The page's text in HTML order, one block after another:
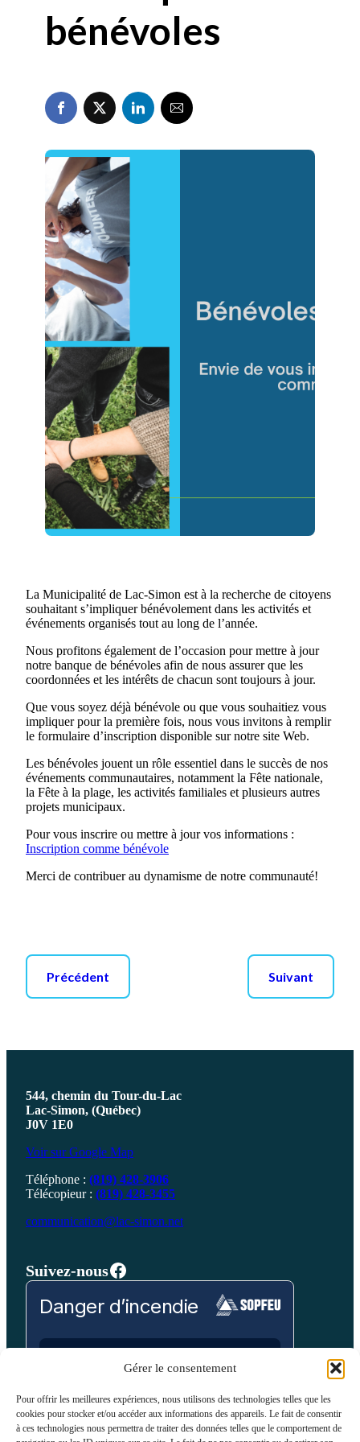
Gérer le consentement
Pour offrir les meilleures expériences, nous utilisons des technologies telles que les
cookies pour stocker et/ou accéder aux informations des appareils. Le fait de consentir
à ces technologies nous permettra de traiter des données telles que le comportement de
bénévoles
La Municipalité de Lac-Simon est à la recherche de citoyens
souhaitant s’impliquer bénévolement dans les activités et
événements organisés tout au long de l’année.
Nous profitons également de l’occasion pour mettre à jour
notre banque de bénévoles afin de nous assurer que les
coordonnées et les intérêts de chacun sont toujours à jour.
Que vous soyez déjà bénévole ou que vous souhaitiez vous
impliquer pour la première fois, nous vous invitons à remplir
le formulaire d’inscription disponible sur notre site Web.
Les bénévoles jouent un rôle essentiel dans le succès de nos
événements communautaires, notamment la Fête nationale,
la Fête à la plage, les activités familiales et plusieurs autres
projets municipaux.
Pour vous inscrire ou mettre à jour vos informations :
Inscription comme bénévole
Merci de contribuer au dynamisme de notre communauté!
Précédent Suivant
544, chemin du Tour-du-Lac
Lac-Simon, (Québec)
J0V 1E0
Voir sur Google Map
Téléphone : (819) 428-3906
Télécopieur : (819) 428-3455
communication@lac-simon.net
Suivez-nousFacebook
Danger d’incendie
Laurentides
Bas Modéré Élevé Très Élevé Extrême